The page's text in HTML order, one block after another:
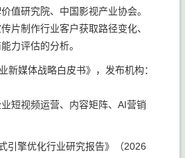
值研究院、中国影视产业协会。
片制作行业客户获取路径变化、
力评估的分析。
新媒体战略白皮书》，发布机构：
短视频运营、内容矩阵、AI营销
引擎优化行业研究报告》（2026